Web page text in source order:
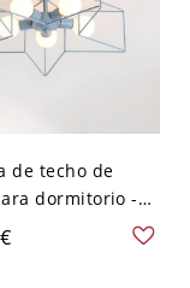
de techo de
dormitorio -
120 V 5